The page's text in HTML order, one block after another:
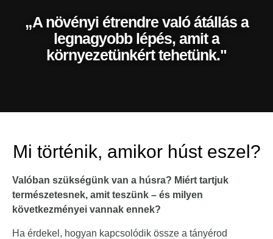
„A növényi étrendre való átállás a
legnagyobb lépés, amit a
környezetünkért tehetünk."
Mi történik, amikor húst eszel?
Valóban szükségünk van a húsra? Miért tartjuk
természetesnek, amit teszünk – és milyen
következményei vannak ennek?
Ha érdekel, hogyan kapcsolódik össze a tányérod